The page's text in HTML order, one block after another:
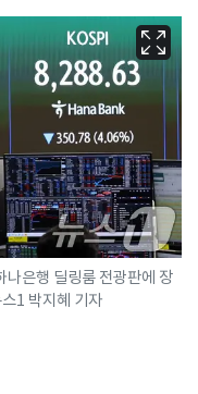
나은행 딜링룸 전광판에 장
1 박지혜 기자